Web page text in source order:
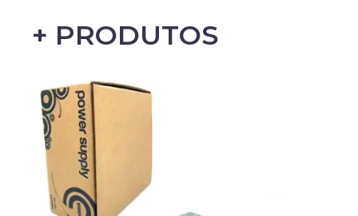
+ PRODUTOS